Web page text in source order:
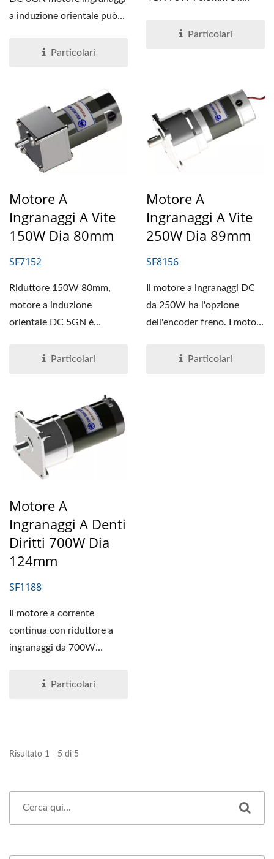
a induzione orientale può
Particolari
Particolari
Motore A
Ingranaggi A Vite
150W Dia 80mm
SF7152
Riduttore 150W 80mm,
motore a induzione
orientale DC 5GN è
standard...Particolari
Motore A
Ingranaggi A Vite
250W Dia 89mm
SF8156
Il motore a ingranaggi DC
da 250W ha l'opzione
dell'encoder freno. I motori
Particolari
Motore A
Ingranaggi A Denti
Diritti 700W Dia
124mm
SF1188
Il motore a corrente
continua con riduttore a
ingranaggi da 700W
encoder...
Particolari
Risultato 1 - 5 di 5